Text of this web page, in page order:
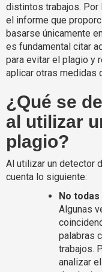
distintos trabajos. Por
el informe que
basarse únicamente
es fundamental citar
para evitar el plagio y
aplicar otras medidas
¿Qué se
al utilizar
plagio?
Al utilizar un detector
cuenta lo siguiente:
No
Algunas
palabras
trabajos.
analizar